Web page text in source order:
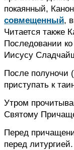
покаянный,
совмещенный,
Читается также
Последовании
Иисусу
После полуночи
приступать к
Утром
Святому
Перед
перед литургией.